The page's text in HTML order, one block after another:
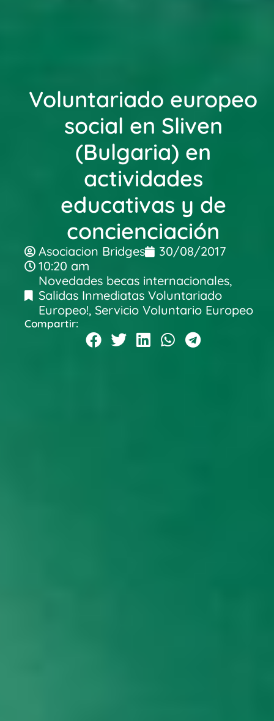
Voluntariado europeo
social en Sliven
(Bulgaria) en
actividades
educativas y de
concienciación
Asociacion Bridges
30/08/2017
10:20 am
Novedades becas internacionales,
Salidas Inmediatas Voluntariado
Europeo!, Servicio Voluntario Europeo
Compartir: